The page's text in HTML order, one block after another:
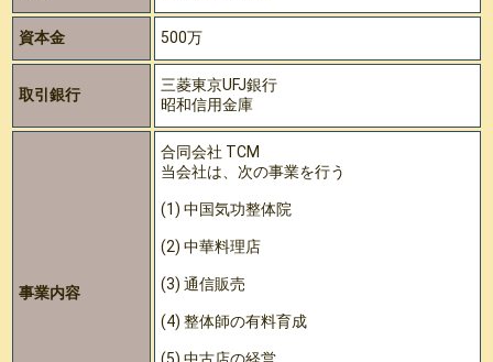
資本金 500万
取引銀行
三菱東京UFJ銀行
昭和信用金庫
事業内容
合同会社 TCM
当会社は、次の事業を行う
(1) 中国気功整体院
(2) 中華料理店
(3) 通信販売
(4) 整体師の有料育成